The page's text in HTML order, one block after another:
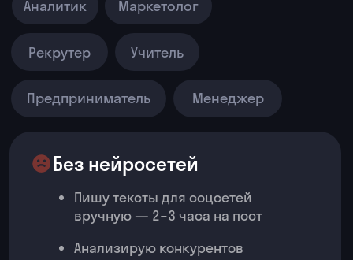
ИИ анализирует резюме и выделяет
ключевые факты
Персонализированные письма
ИИ готовит вопросы для интервью
под каждого кандидата
Без нейросетей
Трачу деньги на копирайтеров,
дизайнеров, аналитиков
клиентов весь день